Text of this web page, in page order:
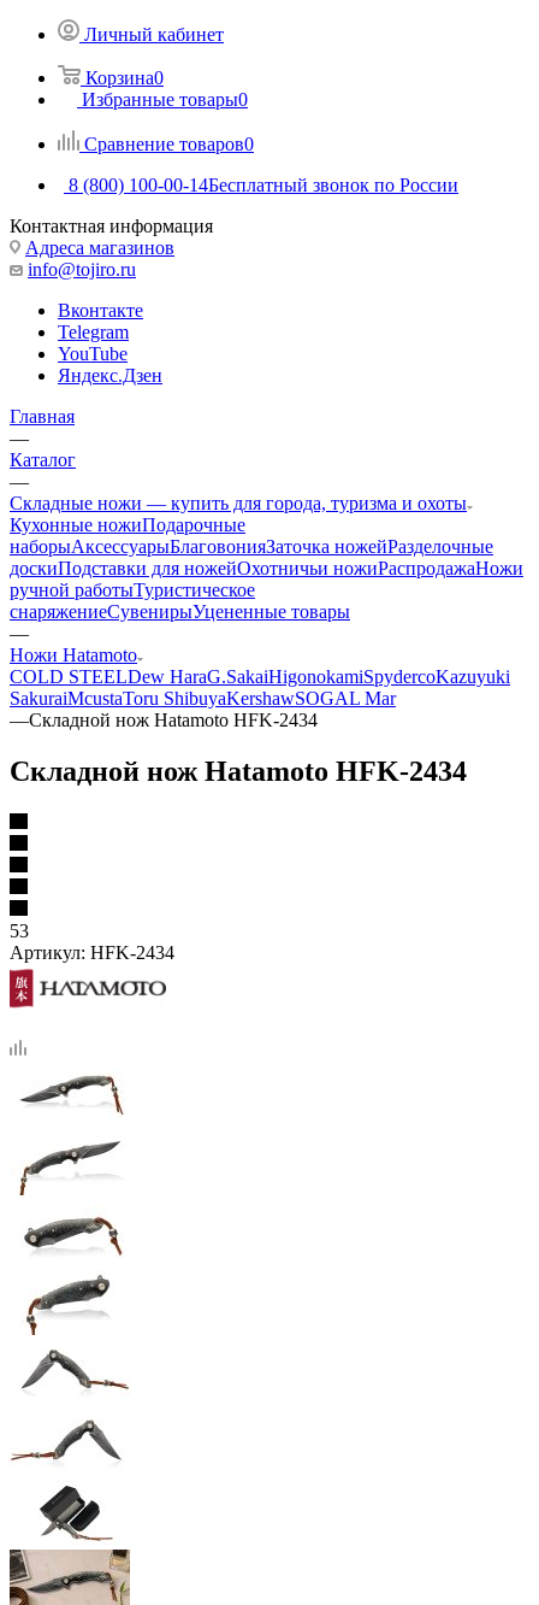
Личный кабинет
Корзина0
Избранные товары0
Сравнение товаров0
8 (800) 100-00-14Бесплатный звонок по России
Контактная информация
Адреса магазинов
info@tojiro.ru
Вконтакте
Telegram
YouTube
Яндекс.Дзен
Главная
—
Каталог
—
Складные ножи — купить для города, туризма и охоты
Кухонные ножиПодарочные
наборыАксессуарыБлаговонияЗаточка ножейРазделочные
доскиПодставки для ножейОхотничьи ножиРаспродажаНожи
ручной работыТуристическое
снаряжениеСувенирыУцененные товары
—
Ножи Hatamoto
COLD STEELDew HaraG.SakaiHigonokamiSpydercoKazuyuki
SakuraiMcustaToru ShibuyaKershawSOGAL Mar
—Складной нож Hatamoto HFK-2434
Складной нож Hatamoto HFK-2434
53
Артикул: HFK-2434